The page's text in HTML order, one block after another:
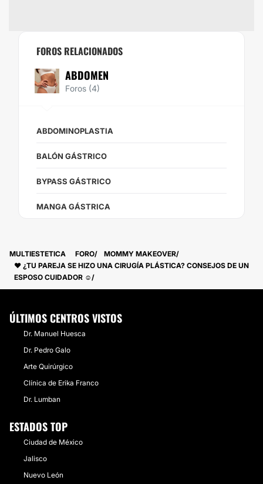
FOROS RELACIONADOS
ABDOMEN
Foros (4)
ABDOMINOPLASTIA
BALÓN GÁSTRICO
BYPASS GÁSTRICO
MANGA GÁSTRICA
MULTIESTETICA FORO
MOMMY MAKEOVER
❤ ¿TU PAREJA SE HIZO UNA CIRUGÍA PLÁSTICA? CONSEJOS DE UN
ESPOSO CUIDADOR ☺️
ÚLTIMOS CENTROS VISTOS
Dr. Manuel Huesca
Dr. Pedro Galo
Arte Quirúrgico
Clínica de Erika Franco
Dr. Lumban
ESTADOS TOP
Ciudad de México
Jalisco
Nuevo León